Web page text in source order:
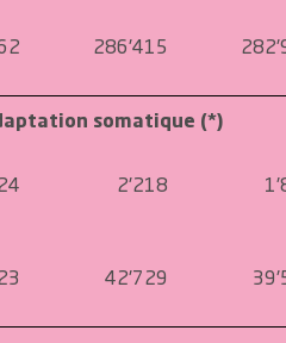
286'415
somatique (*)
2'218
42'729